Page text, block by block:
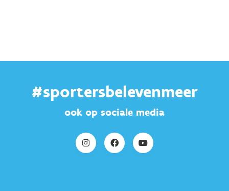
#sportersbelevenmeer
ook op sociale media